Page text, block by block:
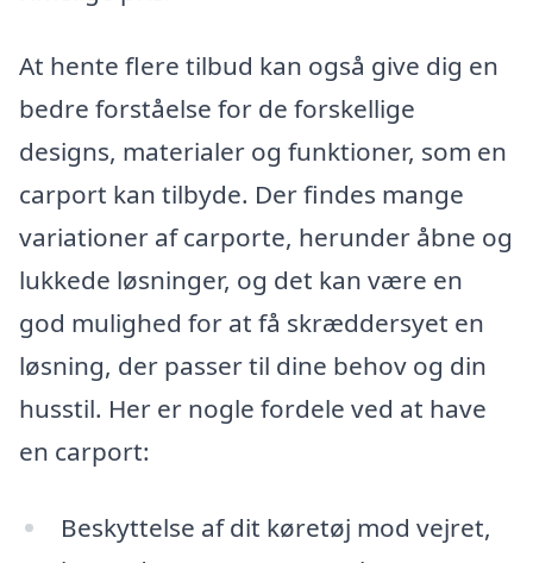
At hente flere tilbud kan også give dig en
bedre forståelse for de forskellige
designs, materialer og funktioner, som en
carport kan tilbyde. Der findes mange
variationer af carporte, herunder åbne og
lukkede løsninger, og det kan være en
god mulighed for at få skræddersyet en
løsning, der passer til dine behov og din
husstil. Her er nogle fordele ved at have
en carport:
Beskyttelse af dit køretøj mod vejret,